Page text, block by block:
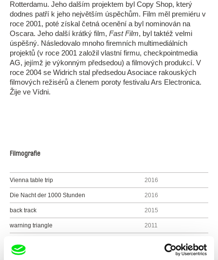
Rotterdamu. Jeho dalším projektem byl Copy Shop, který
dodnes patří k jeho největším úspěchům. Film měl premiéru v
roce 2001, poté získal četná ocenění a byl nominován na
Oscara. Jeho další krátký film, Fast Film, byl taktéž velmi
úspěšný. Následovalo mnoho firemních multimediálních
projektů (v roce 2001 založil vlastní firmu, checkpointmedia
AG, jejímž je výkonným předsedou) a filmových produkcí. V
roce 2004 se Widrich stal předsedou Asociace rakouských
filmových režisérů a členem poroty festivalu Ars Electronica.
Žije ve Vídni.
Filmografie
Vienna table trip 2016
Die Nacht der 1000 Stunden 2016
back track 2015
warning triangle 2011
Fast Film